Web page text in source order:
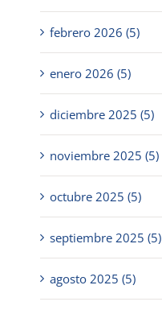
febrero 2026 (5)
enero 2026 (5)
diciembre 2025 (5)
noviembre 2025 (5)
octubre 2025 (5)
septiembre 2025 (5)
agosto 2025 (5)